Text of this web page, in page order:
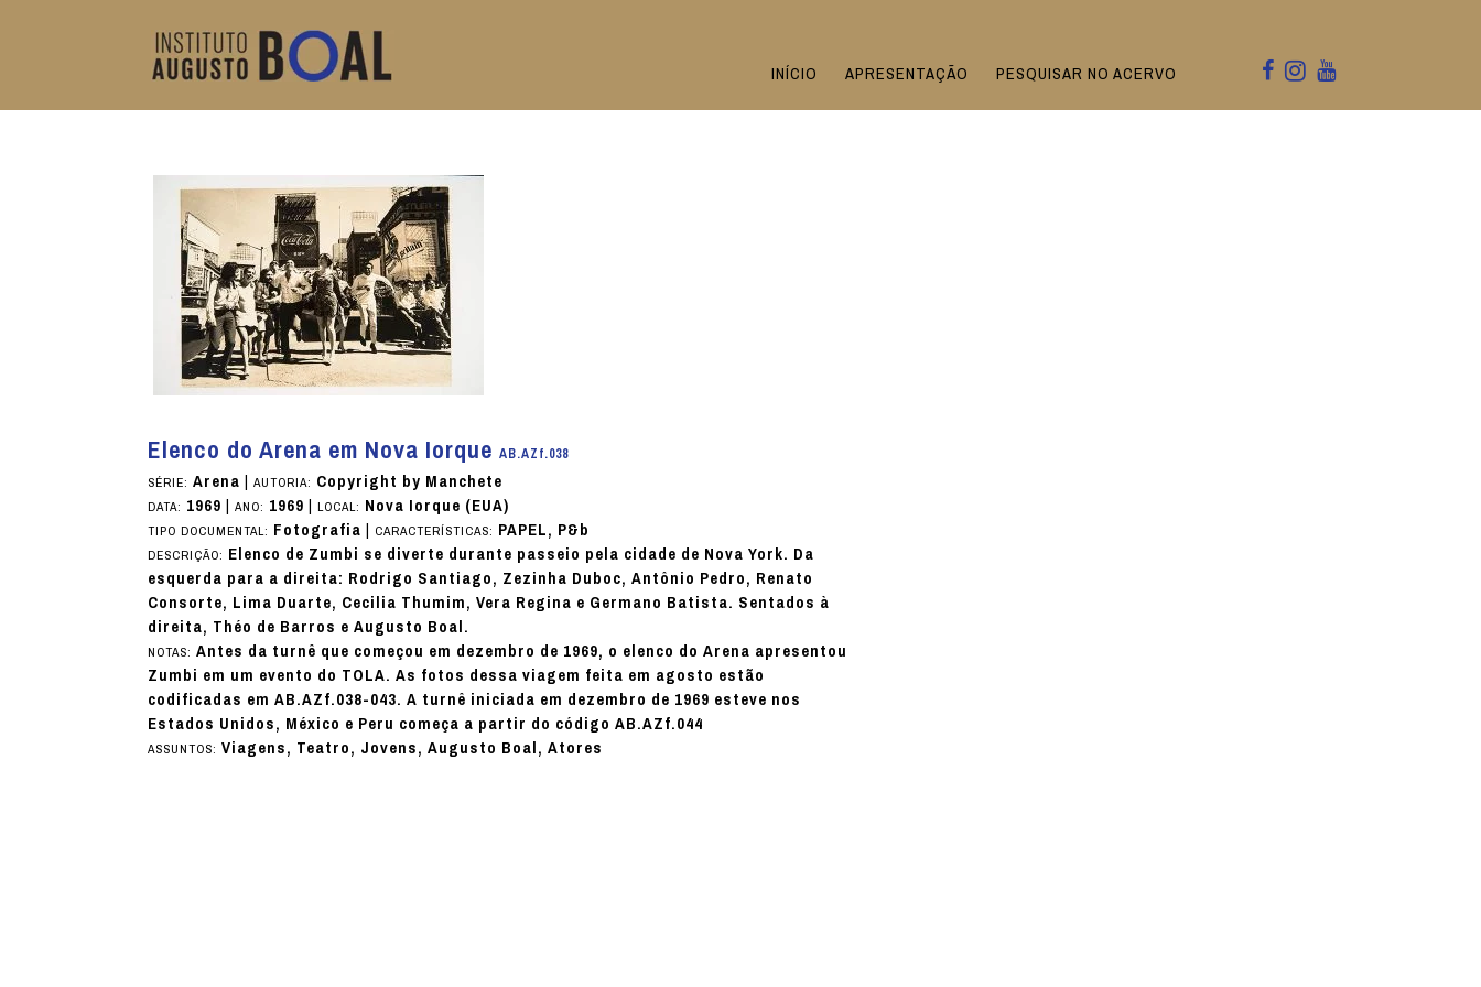
PESQUISAR NO ACERVO
APRESENTAÇÃO
INÍCIO
Elenco do Arena em Nova IorqueAB.AZf.038
SÉRIE:Arena|AUTORIA: Copyright by Manchete
DATA: 1969|ANO: 1969|LOCAL: Nova Iorque (EUA)
TIPO DOCUMENTAL: Fotografia| CARACTERÍSTICAS: PAPEL, P&b
DESCRIÇÃO: Elenco de Zumbi se diverte durante passeio pela cidade de Nova York. Da
esquerda para a direita: Rodrigo Santiago, Zezinha Duboc, Antônio Pedro, Renato
Consorte, Lima Duarte, Cecilia Thumim, Vera Regina e Germano Batista. Sentados à
direita, Théo de Barros e Augusto Boal.
NOTAS:Antes da turnê que começou em dezembro de 1969, o elenco do Arena apresentou
Zumbi em um evento do TOLA. As fotos dessa viagem feita em agosto estão
codificadas em AB.AZf.038-043. A turnê iniciada em dezembro de 1969 esteve nos
Estados Unidos, México e Peru começa a partir do código AB.AZf.044
ASSUNTOS:Viagens, Teatro, Jovens, Augusto Boal, Atores